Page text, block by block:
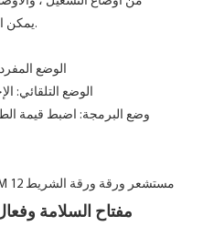
يمكن اختيارها وفقًا لمختلف أحجام الكرتون.
الوضع
الوضع التلقائي:
وضع البرمجة: اضبط قيمة
مفتاح السلامة